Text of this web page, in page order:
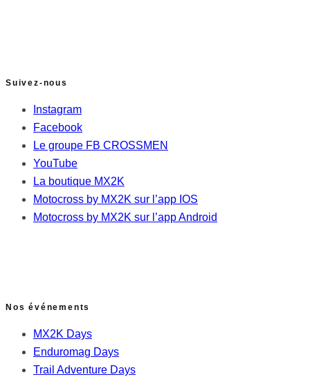
Suivez-nous
Instagram
Facebook
Le groupe FB CROSSMEN
YouTube
La boutique MX2K
Motocross by MX2K sur l’app IOS
Motocross by MX2K sur l’app Android
Nos événements
MX2K Days
Enduromag Days
Trail Adventure Days